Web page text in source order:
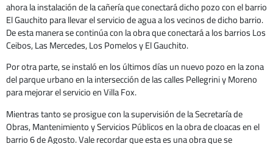
ahora la instalación de la cañería que conectará dicho pozo con el barrio
El Gauchito para llevar el servicio de agua a los vecinos de dicho barrio.
De esta manera se continúa con la obra que conectará a los barrios Los
Ceibos, Las Mercedes, Los Pomelos y El Gauchito.
Por otra parte, se instaló en los últimos días un nuevo pozo en la zona
del parque urbano en la intersección de las calles Pellegrini y Moreno
para mejorar el servicio en Villa Fox.
Mientras tanto se prosigue con la supervisión de la Secretaría de
Obras, Mantenimiento y Servicios Públicos en la obra de cloacas en el
barrio 6 de Agosto. Vale recordar que esta es una obra que se